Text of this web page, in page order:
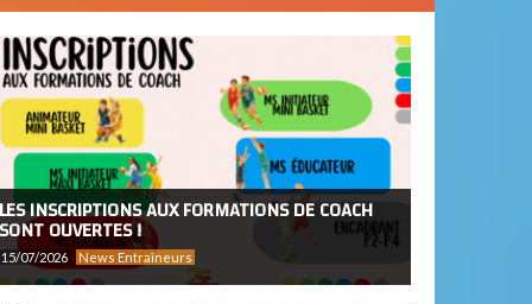
LES INSCRIPTIONS AUX FORMATIONS DE COACH
SONT OUVERTES !
15/07/2026 News Entraîneurs